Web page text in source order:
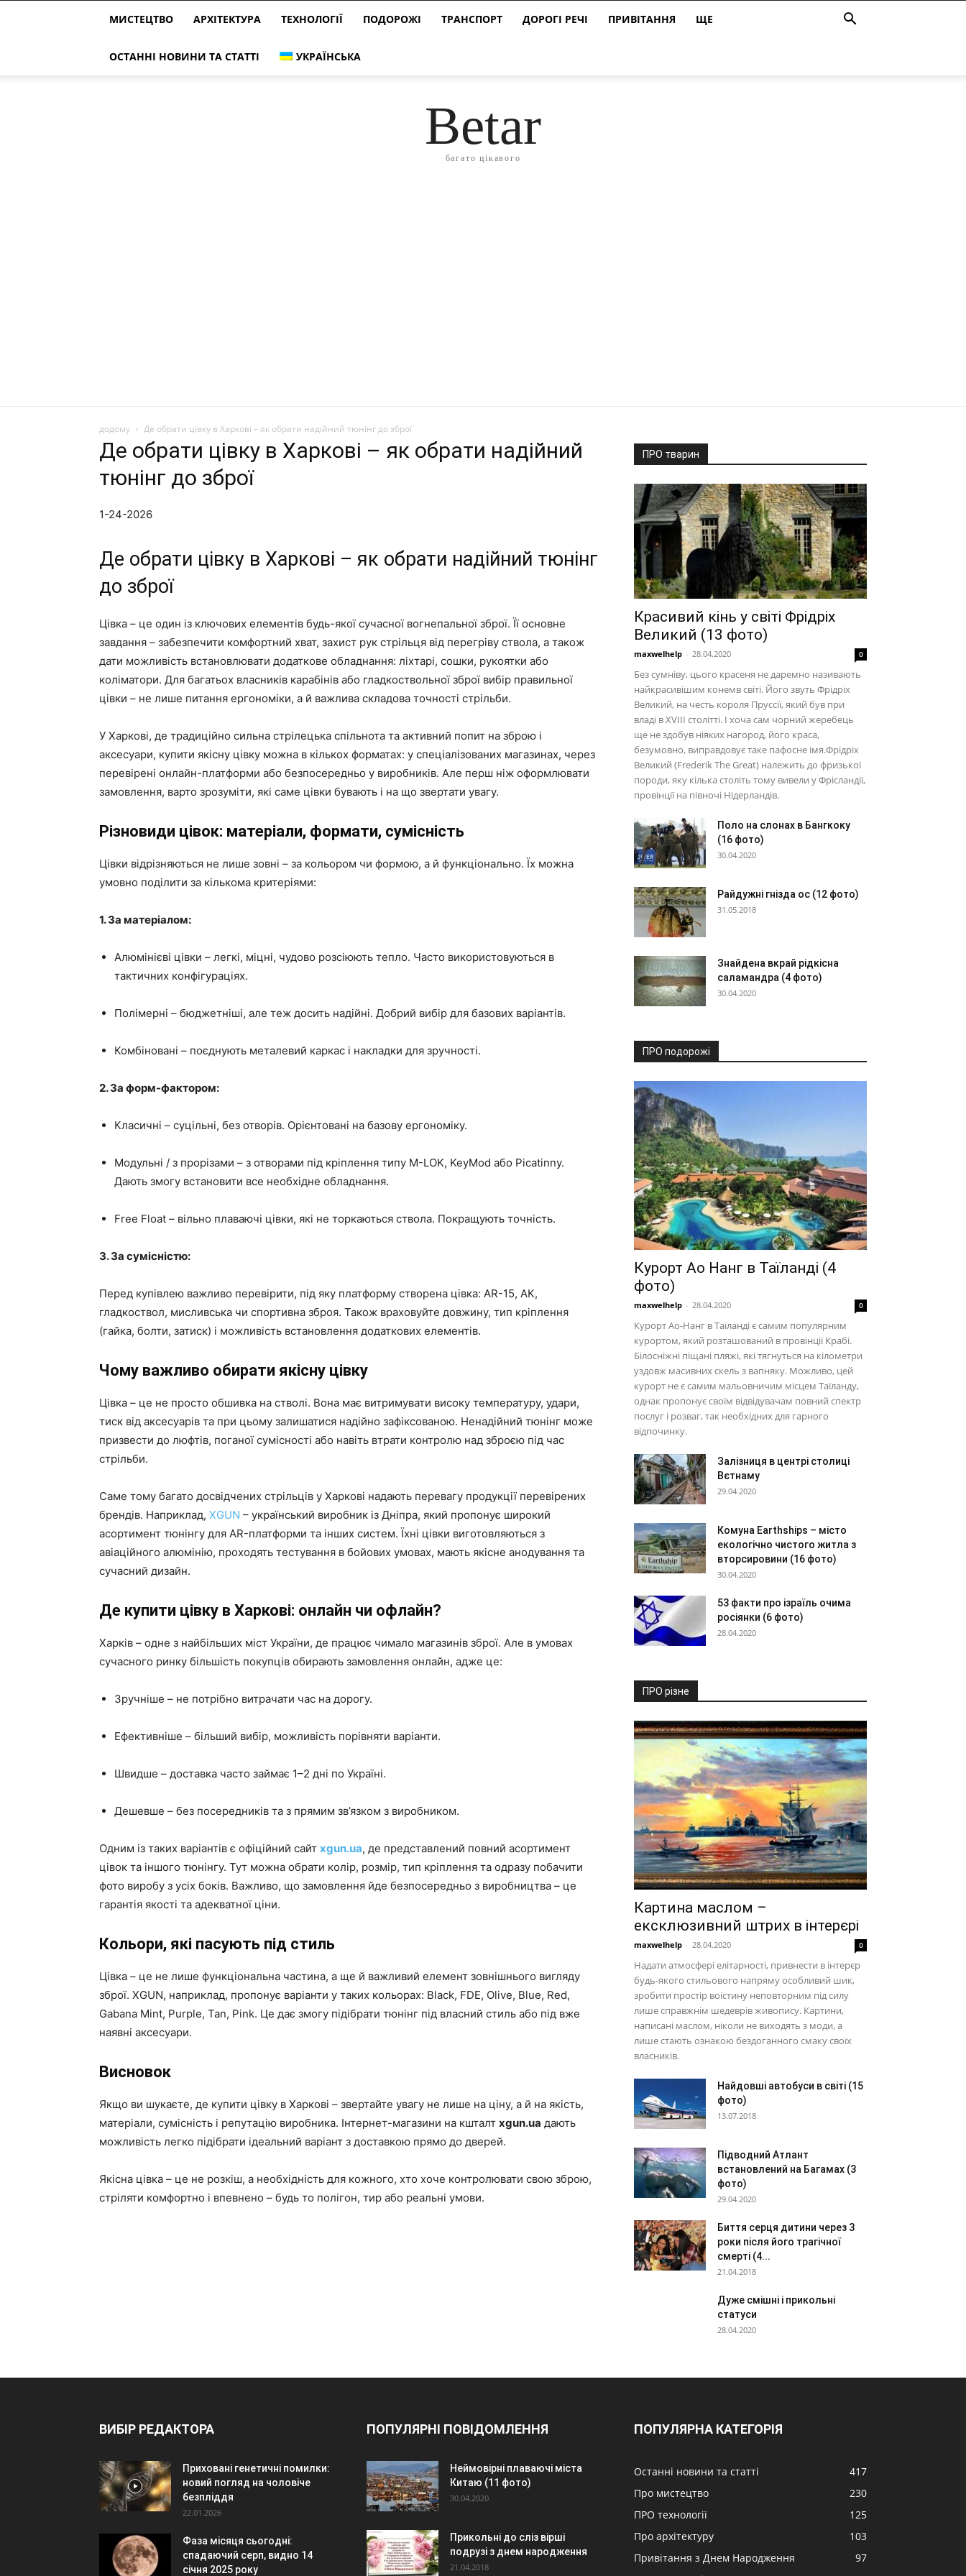
МИСТЕЦТВО АРХІТЕКТУРА ТЕХНОЛОГІЇ ПОДОРОЖІ ТРАНСПОРТ ДОРОГІ РЕЧІ ПРИВІТАННЯ ЩЕ
ОСТАННІ НОВИНИ ТА СТАТТІ УКРАЇНСЬКА
Betar
багато цікавого
додому Де обрати цівку в Харкові – як обрати надійний тюнінг до зброї
Де обрати цівку в Харкові – як обрати надійний
тюнінг до зброї
1-24-2026
Де обрати цівку в Харкові – як обрати надійний тюнінг
до зброї
Цівка – це один із ключових елементів будь-якої сучасної вогнепальної зброї. Її основне
завдання – забезпечити комфортний хват, захист рук стрільця від перегріву ствола, а також
дати можливість встановлювати додаткове обладнання: ліхтарі, сошки, рукоятки або
коліматори. Для багатьох власників карабінів або гладкоствольної зброї вибір правильної
цівки – не лише питання ергономіки, а й важлива складова точності стрільби.
У Харкові, де традиційно сильна стрілецька спільнота та активний попит на зброю і
аксесуари, купити якісну цівку можна в кількох форматах: у спеціалізованих магазинах, через
перевірені онлайн-платформи або безпосередньо у виробників. Але перш ніж оформлювати
замовлення, варто зрозуміти, які саме цівки бувають і на що звертати увагу.
Різновиди цівок: матеріали, формати, сумісність
Цівки відрізняються не лише зовні – за кольором чи формою, а й функціонально. Їх можна
умовно поділити за кількома критеріями:
1. За матеріалом:
Алюмінієві цівки – легкі, міцні, чудово розсіюють тепло. Часто використовуються в
тактичних конфігураціях.
Полімерні – бюджетніші, але теж досить надійні. Добрий вибір для базових варіантів.
Комбіновані – поєднують металевий каркас і накладки для зручності.
2. За форм-фактором:
Класичні – суцільні, без отворів. Орієнтовані на базову ергономіку.
Модульні / з прорізами – з отворами під кріплення типу M-LOK, KeyMod або Picatinny.
Дають змогу встановити все необхідне обладнання.
Free Float – вільно плаваючі цівки, які не торкаються ствола. Покращують точність.
3. За сумісністю:
Перед купівлею важливо перевірити, під яку платформу створена цівка: AR-15, АК,
гладкоствол, мисливська чи спортивна зброя. Також враховуйте довжину, тип кріплення
(гайка, болти, затиск) і можливість встановлення додаткових елементів.
Чому важливо обирати якісну цівку
Цівка – це не просто обшивка на стволі. Вона має витримувати високу температуру, удари,
тиск від аксесуарів та при цьому залишатися надійно зафіксованою. Ненадійний тюнінг може
призвести до люфтів, поганої сумісності або навіть втрати контролю над зброєю під час
стрільби.
Саме тому багато досвідчених стрільців у Харкові надають перевагу продукції перевірених
брендів. Наприклад, XGUN – український виробник із Дніпра, який пропонує широкий
асортимент тюнінгу для AR-платформи та інших систем. Їхні цівки виготовляються з
авіаційного алюмінію, проходять тестування в бойових умовах, мають якісне анодування та
сучасний дизайн.
Де купити цівку в Харкові: онлайн чи офлайн?
Харків – одне з найбільших міст України, де працює чимало магазинів зброї. Але в умовах
сучасного ринку більшість покупців обирають замовлення онлайн, адже це:
Зручніше – не потрібно витрачати час на дорогу.
Ефективніше – більший вибір, можливість порівняти варіанти.
Швидше – доставка часто займає 1–2 дні по Україні.
Дешевше – без посередників та з прямим зв’язком з виробником.
Одним із таких варіантів є офіційний сайт xgun.ua, де представлений повний асортимент
цівок та іншого тюнінгу. Тут можна обрати колір, розмір, тип кріплення та одразу побачити
фото виробу з усіх боків. Важливо, що замовлення йде безпосередньо з виробництва – це
гарантія якості та адекватної ціни.
Кольори, які пасують під стиль
Цівка – це не лише функціональна частина, а ще й важливий елемент зовнішнього вигляду
зброї. XGUN, наприклад, пропонує варіанти у таких кольорах: Black, FDE, Olive, Blue, Red,
Gabana Mint, Purple, Tan, Pink. Це дає змогу підібрати тюнінг під власний стиль або під вже
наявні аксесуари.
Висновок
Якщо ви шукаєте, де купити цівку в Харкові – звертайте увагу не лише на ціну, а й на якість,
матеріали, сумісність і репутацію виробника. Інтернет-магазини на кшталт xgun.ua дають
можливість легко підібрати ідеальний варіант з доставкою прямо до дверей.
Якісна цівка – це не розкіш, а необхідність для кожного, хто хоче контролювати свою зброю,
стріляти комфортно і впевнено – будь то полігон, тир або реальні умови.
ПРО тварин
Красивий кінь у світі Фрідріх
Великий (13 фото)
maxwelhelp - 28.04.2020 0
Без сумніву, цього красеня не даремно називають
найкрасивішим конемв світі. Його звуть Фрідріх
Великий, на честь короля Пруссії, який був при
владі в XVIII столітті. І хоча сам чорний жеребець
ще не здобув ніяких нагород, його краса,
безумовно, виправдовує таке пафосне імя.Фрідріх
Великий (Frederik The Great) належить до фризької
породи, яку кілька століть тому вивели у Фрісландії,
провінції на півночі Нідерландів.
Поло на слонах в Бангкоку
(16 фото)
30.04.2020
Райдужні гнізда ос (12 фото)
31.05.2018
Знайдена вкрай рідкісна
саламандра (4 фото)
30.04.2020
ПРО подорожі
Курорт Ао Нанг в Таїланді (4
фото)
maxwelhelp - 28.04.2020 0
Курорт Ао-Нанг в Таїланді є самим популярним
курортом, який розташований в провінції Крабі.
Білосніжні піщані пляжі, які тягнуться на кілометри
уздовж масивних скель з вапняку. Можливо, цей
курорт не є самим мальовничим місцем Таїланду,
однак пропонує своїм відвідувачам повний спектр
послуг і розваг, так необхідних для гарного
відпочинку.
Залізниця в центрі столиці
Вєтнаму
29.04.2020
Комуна Earthships – місто
екологічно чистого житла з
вторсировини (16 фото)
30.04.2020
53 факти про ізраїль очима
росіянки (6 фото)
28.04.2020
ПРО різне
Картина маслом –
ексклюзивний штрих в інтерєрі
maxwelhelp - 28.04.2020 0
Надати атмосфері елітарності, привнести в інтерєр
будь-якого стильового напряму особливий шик,
зробити простір воістину неповторним під силу
лише справжнім шедеврів живопису. Картини,
написані маслом, ніколи не виходять з моди, а
лише стають ознакою бездоганного смаку своїх
власників.
Найдовші автобуси в світі (15
фото)
13.07.2018
Підводний Атлант
встановлений на Багамах (3
фото)
29.04.2020
Биття серця дитини через 3
роки після його трагічної
смерті (4...
21.04.2018
Дуже смішні і прикольні
статуси
28.04.2020
ВИБІР РЕДАКТОРА
Приховані генетичні помилки:
новий погляд на чоловіче
безпліддя
22.01.2026
Фаза місяця сьогодні:
спадаючий серп, видно 14
січня 2025 року
ПОПУЛЯРНІ ПОВІДОМЛЕННЯ
Неймовірні плаваючі міста
Китаю (11 фото)
30.04.2020
Прикольні до сліз вірші
подрузі з днем народження
21.04.2018
ПОПУЛЯРНА КАТЕГОРІЯ
Останні новини та статті
417
Про мистецтво
230
ПРО технології
125
Про архітектуру
103
Привітання з Днем Народження
97